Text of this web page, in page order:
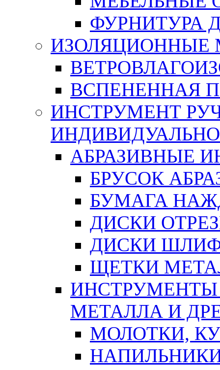
ФУРНИТУРА
ИЗОЛЯЦИОННЫЕ
ВСПЕНЕННАЯ
ИНСТРУМЕНТ
АБРАЗИВНЫЕ
БРУСОК
БУМАГА
ДИСКИ
ДИСКИ
ЩЕТКИ
ИНСТРУМЕНТЫ
МЕТАЛЛА И
МОЛОТКИ,